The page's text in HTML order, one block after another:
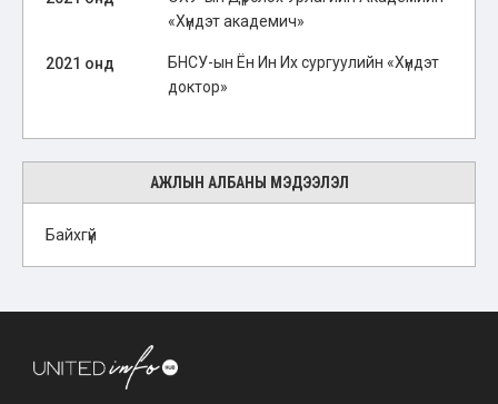
«Хүндэт академич»
2021 онд
БНСУ-ын Ён Ин Их сургуулийн «Хүндэт
доктор»
АЖЛЫН АЛБАНЫ МЭДЭЭЛЭЛ
Байхгүй